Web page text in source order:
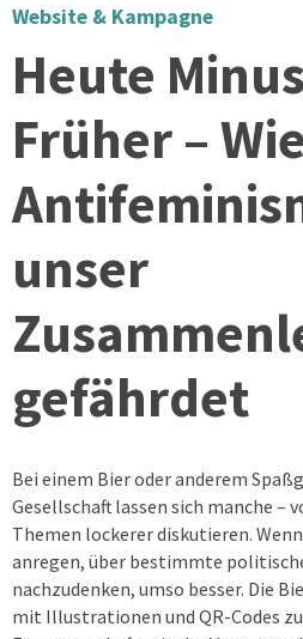
Website & Kampagne
Heute Minus
Früher – Wie
unser
gefährdet
Bei einem Bier oder anderem
Gesellschaft lassen sich manche –
Themen lockerer diskutieren.
anregen, über bestimmte
nachzudenken, umso besser. Die
mit Illustrationen und QR-Codes